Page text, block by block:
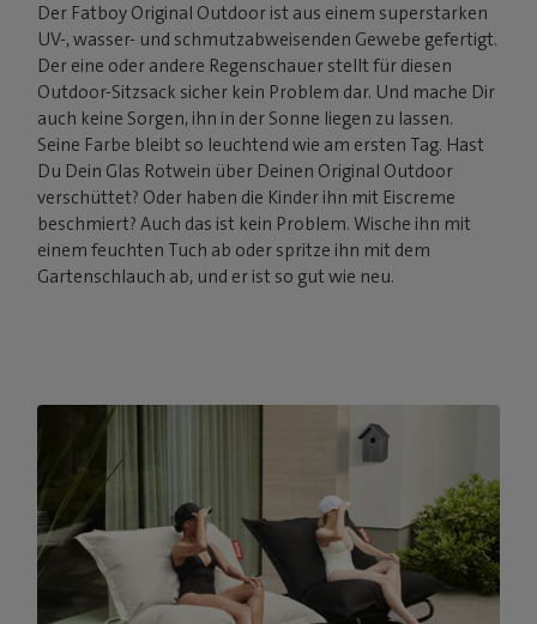
Der Fatboy Original Outdoor ist aus einem superstarken
UV-, wasser- und schmutzabweisenden Gewebe gefertigt.
Der eine oder andere Regenschauer stellt für diesen
Outdoor-Sitzsack sicher kein Problem dar. Und mache Dir
auch keine Sorgen, ihn in der Sonne liegen zu lassen.
Seine Farbe bleibt so leuchtend wie am ersten Tag. Hast
Du Dein Glas Rotwein über Deinen Original Outdoor
verschüttet? Oder haben die Kinder ihn mit Eiscreme
beschmiert? Auch das ist kein Problem. Wische ihn mit
einem feuchten Tuch ab oder spritze ihn mit dem
Gartenschlauch ab, und er ist so gut wie neu.